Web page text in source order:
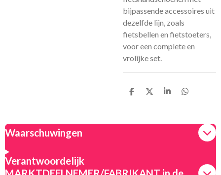
bijpassende accessoires uit
dezelfde lijn, zoals
fietsbellen en fietstoeters,
voor een complete en
vrolijke set.
D
n
D
S
e
D
n
Waarschuwingen
Verantwoordelijk